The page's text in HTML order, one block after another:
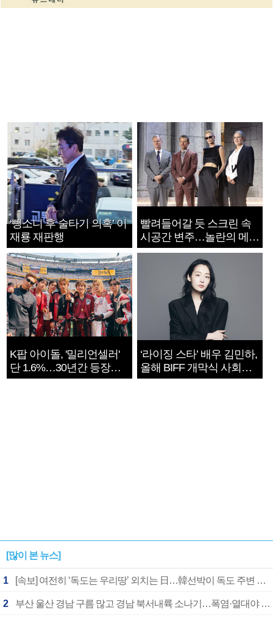
‘뺑소니 후 술타기 의혹’ 이
재룡 재판행
빨려들어갈 듯 스크린 속
시공간 변주…놀란의 메시
지는 ‘전쟁 속죄’
K팝 아이돌, '밀리언셀러'
단 1.6%…30년간 등장
1182개팀 전수조사
‘라이징 스타’ 배우 김민하,
올해 BIFF 개막식 사회자
확정
[많이 본 뉴스]
1 [속보] 여전히 ‘독도는 우리땅’ 외치는 日…韓선박이 독도 주변 해양조사 활동하자 반발
2 부산 울산 경남 구름 많고 경남 북서내륙 소나기…폭염·열대야 계속